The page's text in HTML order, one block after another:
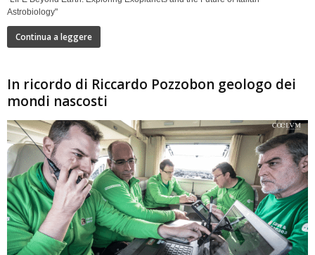
Astrobiology"
Continua a leggere
In ricordo di Riccardo Pozzobon geologo dei
mondi nascosti